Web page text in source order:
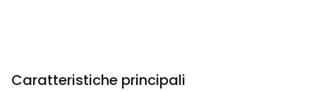
Caratteristiche principali